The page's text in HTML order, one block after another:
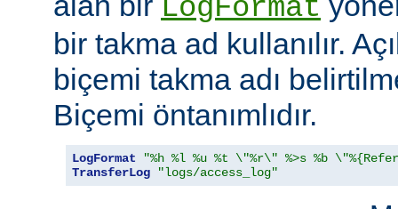
LogFormat
bir takma ad kullanılır.
biçemi takma adı
Biçemi öntanımlıdır.
LogFormat
"%h %l %u %t \"%r\" %>s %b
TransferLog
"logs/access_log"